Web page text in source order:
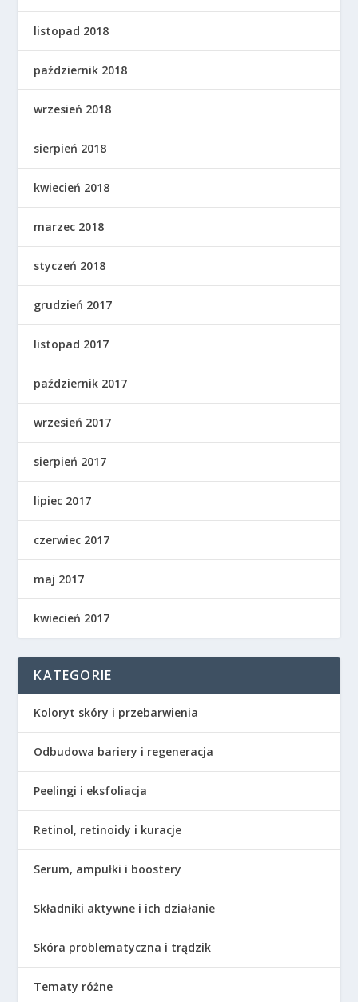
listopad 2018
październik 2018
wrzesień 2018
sierpień 2018
kwiecień 2018
marzec 2018
styczeń 2018
grudzień 2017
listopad 2017
październik 2017
wrzesień 2017
sierpień 2017
lipiec 2017
czerwiec 2017
maj 2017
kwiecień 2017
KATEGORIE
Koloryt skóry i przebarwienia
Odbudowa bariery i regeneracja
Peelingi i eksfoliacja
Retinol, retinoidy i kuracje
Serum, ampułki i boostery
Składniki aktywne i ich działanie
Skóra problematyczna i trądzik
Tematy różne